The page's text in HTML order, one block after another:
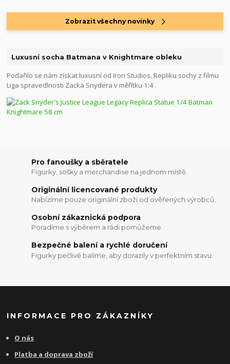
Zobrazit všechny novinky
Luxusní socha Batmana v Knightmare obleku
Podařilo se nám získat luxusní od Iron Studios. Repliku sochy z filmu
Liga spravedlnosti Zacka Snydera v měřítku 1:4 .
Pro fanoušky a sběratele
Figurky, sošky a merchandise na jednom místě.
Originální licencované produkty
Nabízíme pouze originální zboží od ověřených výrobců.
Osobní zákaznická podpora
Poradíme s výběrem a rádi pomůžeme.
Bezpečné balení a rychlé doručení
Figurky pečlivě balíme, aby dorazily v perfektním stavu.
INFORMACE PRO ZÁKAZNÍKY
O nás
Platba a doprava zboží